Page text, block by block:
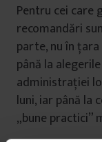
Pentru cei care
recomandări
parte, nu în
până la
administraţiei
luni, iar până la
„bune practici”